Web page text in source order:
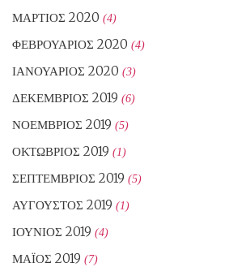
ΜΆΡΤΙΟΣ 2020 (4)
ΦΕΒΡΟΥΆΡΙΟΣ 2020 (4)
ΙΑΝΟΥΆΡΙΟΣ 2020 (3)
ΔΕΚΈΜΒΡΙΟΣ 2019 (6)
ΝΟΈΜΒΡΙΟΣ 2019 (5)
ΟΚΤΏΒΡΙΟΣ 2019 (1)
ΣΕΠΤΈΜΒΡΙΟΣ 2019 (5)
ΑΎΓΟΥΣΤΟΣ 2019 (1)
ΙΟΎΝΙΟΣ 2019 (4)
ΜΆΙΟΣ 2019 (7)